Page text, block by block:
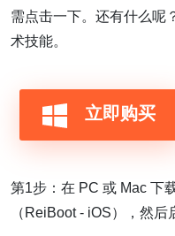
需点击一下。还有什么呢
术技能。
立即购买
第1步：在 PC 或 Mac 下
（ReiBoot - iOS），然后